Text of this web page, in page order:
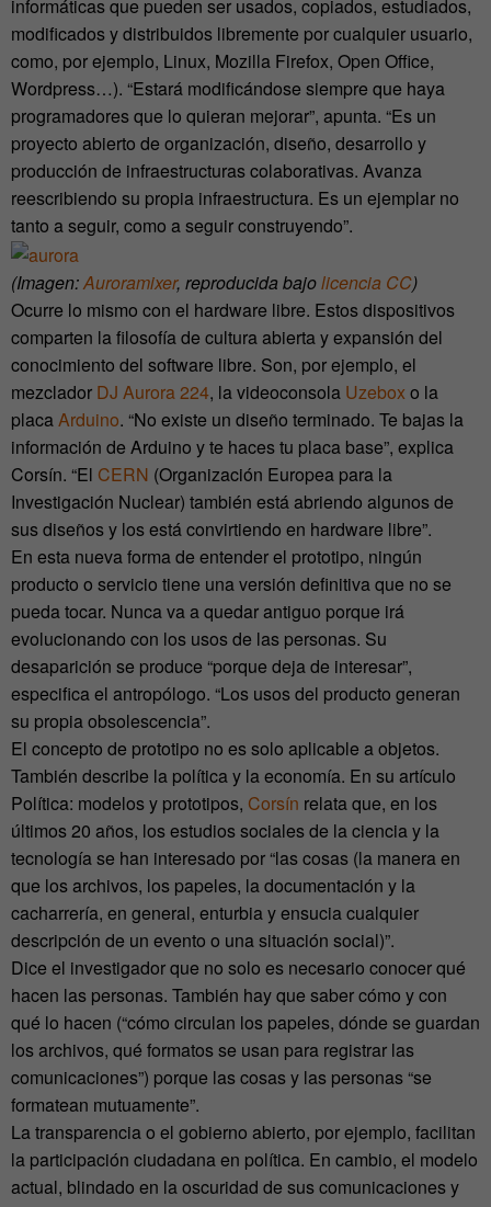
informáticas que pueden ser usados, copiados, estudiados,
modificados y distribuidos libremente por cualquier usuario,
como, por ejemplo, Linux, Mozilla Firefox, Open Office,
Wordpress…). “Estará modificándose siempre que haya
programadores que lo quieran mejorar”, apunta. “Es un
proyecto abierto de organización, diseño, desarrollo y
producción de infraestructuras colaborativas. Avanza
reescribiendo su propia infraestructura. Es un ejemplar no
tanto a seguir, como a seguir construyendo”.
(Imagen:Auroramixer, reproducida bajolicencia CC)
Ocurre lo mismo con el hardware libre. Estos dispositivos
comparten la filosofía de cultura abierta y expansión del
conocimiento del software libre. Son, por ejemplo, el
mezclador DJ Aurora 224, la videoconsola Uzeboxo la
placaArduino. “No existe un diseño terminado. Te bajas la
información de Arduino y te haces tu placa base”, explica
Corsín. “El CERN (Organización Europea para la
Investigación Nuclear) también está abriendo algunos de
sus diseños y los está convirtiendo en hardware libre”.
En esta nueva forma de entender el prototipo, ningún
producto o servicio tiene una versión definitiva que no se
pueda tocar. Nunca va a quedar antiguo porque irá
evolucionando con los usos de las personas. Su
desaparición se produce “porque deja de interesar”,
especifica el antropólogo. “Los usos del producto generan
su propia obsolescencia”.
El concepto de prototipo no es solo aplicable a objetos.
También describe la política y la economía. En su artículo
Política: modelos y prototipos, Corsín relata que, en los
últimos 20 años, los estudios sociales de la ciencia y la
tecnología se han interesado por “las cosas (la manera en
que los archivos, los papeles, la documentación y la
cacharrería, en general, enturbia y ensucia cualquier
descripción de un evento o una situación social)”.
Dice el investigador que no solo es necesario conocer qué
hacen las personas. También hay que saber cómo y con
qué lo hacen (“cómo circulan los papeles, dónde se guardan
los archivos, qué formatos se usan para registrar las
comunicaciones”) porque las cosas y las personas “se
formatean mutuamente”.
La transparencia o el gobierno abierto, por ejemplo, facilitan
la participación ciudadana en política. En cambio, el modelo
actual, blindado en la oscuridad de sus comunicaciones y